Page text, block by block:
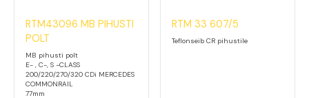
RTM43096 MB PIHUSTI
POLT
MB pihusti polt
E- , C-, S -CLASS
200/220/270/320 CDi MERCEDES
COMMONRAIL
77mm
RTM 33 607/5
Teflonseib CR pihustile